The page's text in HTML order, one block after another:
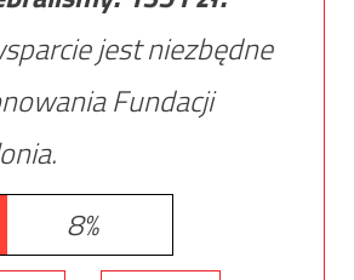
jest niezbędne
Fundacji
8%